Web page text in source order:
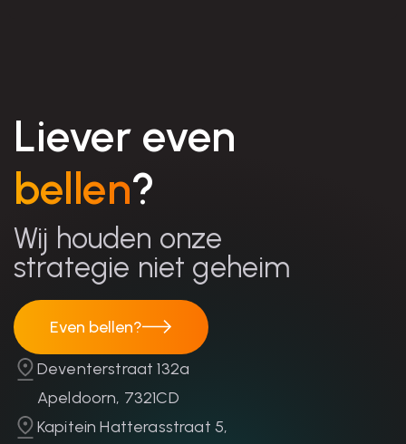
Liever even
bellen?
Wij houden onze
strategie niet geheim
Even bellen?
Deventerstraat 132a
Apeldoorn, 7321CD
Kapitein Hatterasstraat 5,